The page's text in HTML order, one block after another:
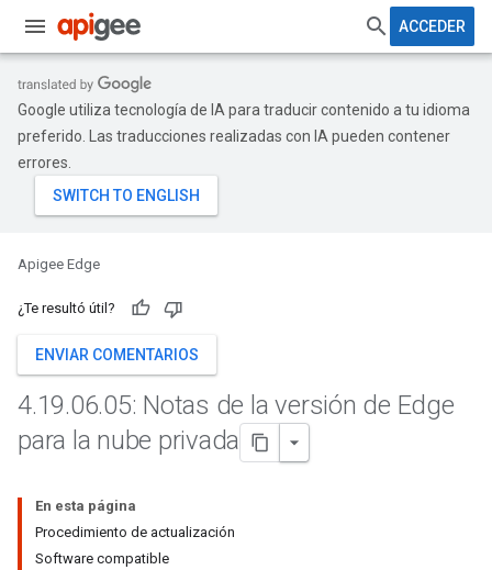
ACCEDER
Google utiliza tecnología de IA para traducir contenido a tu idioma
preferido. Las traducciones realizadas con IA pueden contener
errores.
Apigee Edge
¿Te resultó útil?
ENVIAR COMENTARIOS
4.19.06.05: Notas de la versión de Edge
para la nube privada
En esta página
Procedimiento de actualización
Software compatible